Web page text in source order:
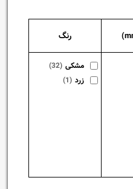
رنگ
مشکی (32)
زرد (1)